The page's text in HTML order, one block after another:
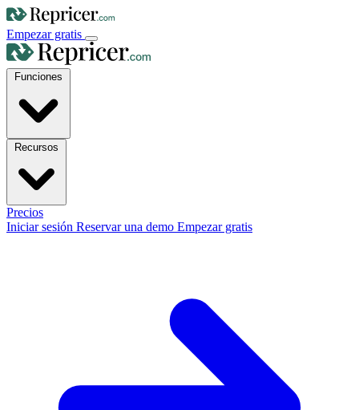
Empezar gratis
Precios
Iniciar sesión Reservar una demo Empezar gratis